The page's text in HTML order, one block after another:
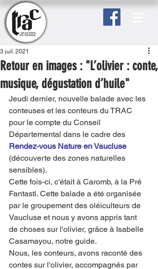
Retour en images : "L’olivier : conte,
musique, dégustation d’huile"
3 juil. 2021
Jeudi dernier, nouvelle balade avec les
conteuses et les conteurs du TRAC
pour le compte du Conseil
Départemental dans le cadre des
Rendez-vous Nature en Vaucluse
(découverte des zones naturelles
sensibles).
Cette fois-ci, c'était à Caromb, à la Pré
Fantasti. Cette balade a été organisée
par le groupement des oléiculteurs de
Vaucluse et nous y avons appris tant
de choses sur l'olivier, grâce à Isabelle
Casamayou, notre guide.
Nous, les conteurs, avons raconté des
contes sur l'olivier, accompagnés par